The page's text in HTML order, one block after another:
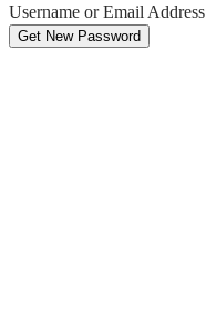
Username or Email Address
Get New Password